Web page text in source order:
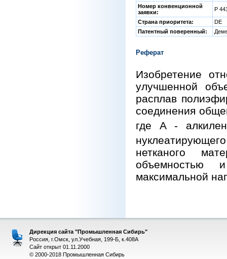
Номер конвенционной
заявки:
P
Страна приоритета:
DE
Патентный поверенный:
Реферат
Изобретение
улучшенной
расплав
соединения
где А -
нетканого
объемностью
максимальной
Дирекция сайта "Промышленная Сибирь"
Россия, г.Омск, ул.Учебная, 199-Б, к.408А
Сайт открыт 01.11.2000
© 2000-2018 Промышленная Сибирь